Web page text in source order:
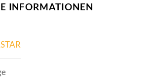
INFORMATIONEN